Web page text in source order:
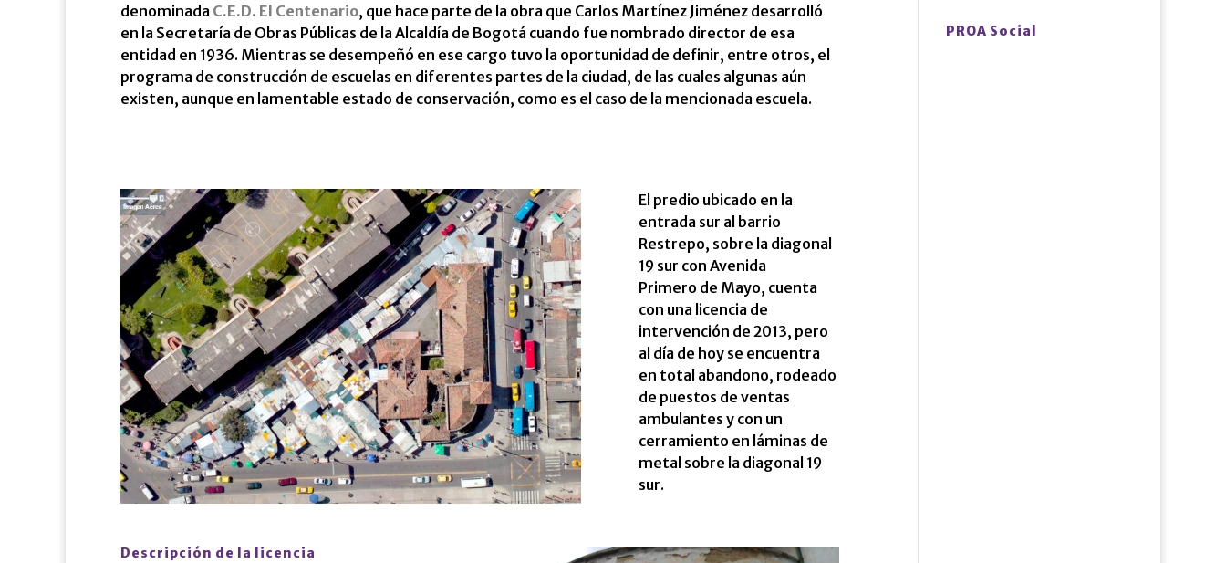
denominada C.E.D. El Centenario, que hace parte de la obra que Carlos Martínez Jiménez desarrolló
en la Secretaría de Obras Públicas de la Alcaldía de Bogotá cuando fue nombrado director de esa
entidad en 1936. Mientras se desempeñó en ese cargo tuvo la oportunidad de definir, entre otros, el
programa de construcción de escuelas en diferentes partes de la ciudad, de las cuales algunas aún
existen, aunque en lamentable estado de conservación, como es el caso de la mencionada escuela.
El predio ubicado en la
entrada sur al barrio
Restrepo, sobre la diagonal
19 sur con Avenida
Primero de Mayo, cuenta
con una licencia de
intervención de 2013, pero
al día de hoy se encuentra
en total abandono, rodeado
de puestos de ventas
ambulantes y con un
cerramiento en láminas de
metal sobre la diagonal 19
sur.
Descripción de la licencia
PROA Social